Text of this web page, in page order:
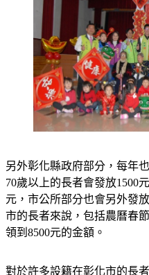
70歲以上的長者會發放1500
元，市公所部分也會另外發
市的長者來說，包括農曆春
領到8500元的金額。
敬老禮金，不少長者就表示